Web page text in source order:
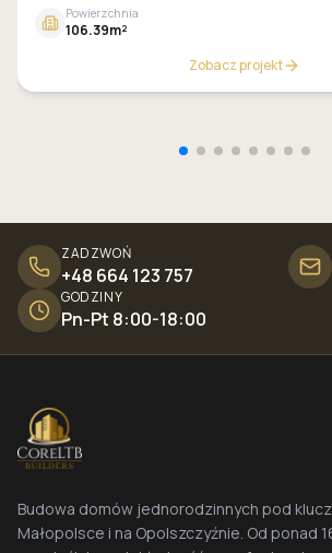
Powierzchnia
106.39m²
Zobacz projekt
ZADZWOŃ
+48 664 123 757
GODZINY
Pn-Pt 8:00-18:00
Budowa domów jednorodzinnych pod
Małopolsce i na Opolszczyźnie. Od ponad